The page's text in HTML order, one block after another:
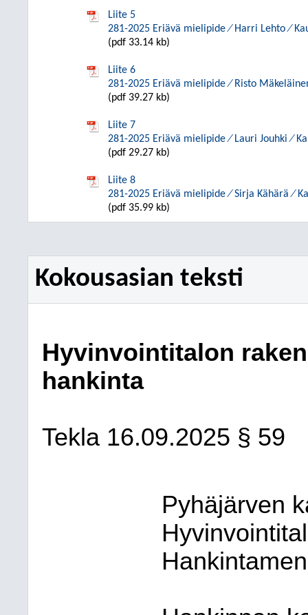
Liite 5
281-2025 Eriävä mielipide ⁄ Harri Lehto ⁄
(pdf 33.14 kb)
Liite 6
281-2025 Eriävä mielipide ⁄ Risto
(pdf 39.27 kb)
Liite 7
281-2025 Eriävä mielipide ⁄ Lauri Jouhki ⁄
(pdf 29.27 kb)
Liite 8
281-2025 Eriävä mielipide ⁄ Sirja Kähärä ⁄
(pdf 35.99 kb)
Kokousasian teksti
Hyvinvointitalon
hankinta
Tekla 16.09.2025 § 59
Pyhäjärven